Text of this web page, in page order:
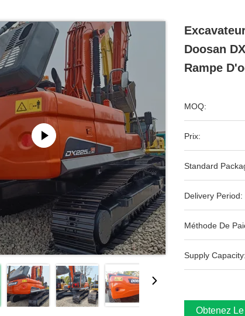
Doosan
Rampe
MOQ:
Prix:
Standard
Delivery Period:
Méthode De
Supply Capacity:
Obtenez Le